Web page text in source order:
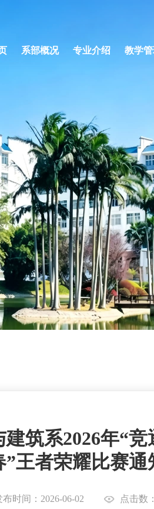
系部概况 专业介绍 教学
筑系2026年“
”王者荣耀比赛通
布时间：2026-06-02 点击数